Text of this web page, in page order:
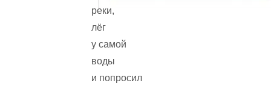
реки,
лёг
у самой
воды
и попросил